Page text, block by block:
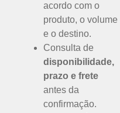
acordo com o
produto, o volume
e o destino.
Consulta de
disponibilidade,
prazo e frete
antes da
confirmação.